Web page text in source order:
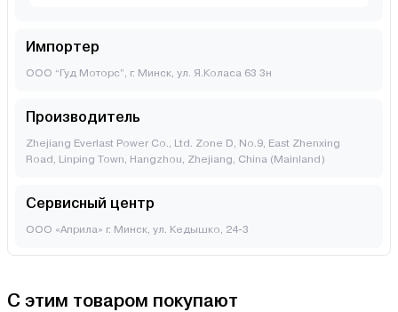
Импортер
ООО “Гуд Моторс”, г. Минск, ул. Я.Коласа 63 3н
Производитель
Zhejiang Everlast Power Co., Ltd. Zone D, No.9, East Zhenxing
Road, Linping Town, Hangzhou, Zhejiang, China (Mainland)
Сервисный центр
ООО «Априла» г. Минск, ул. Кедышко, 24-3
С этим товаром покупают